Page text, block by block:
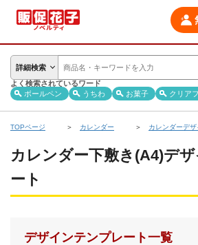
詳細検索
よく検索されているワード
ボールペン
うちわ お菓子 クリア
TOPページ カレンダー カレンダーデ
カレンダー下敷き(A4)デ
ート
デザインテンプレート一覧